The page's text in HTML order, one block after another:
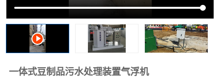
一体式豆制品污水处理装置气浮机
客运站污水处理设备 航站楼厕所污水处理设备
UASB厌氧塔 加油站油田景点旅游区污
水处理设备
风电场变电站污水处理设 叠螺污泥脱水机